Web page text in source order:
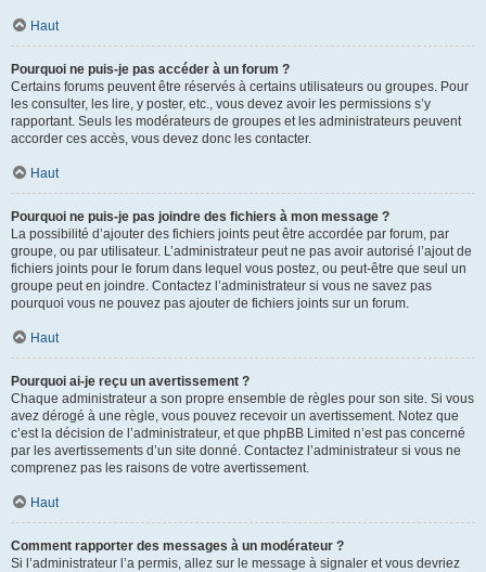
Haut
Pourquoi ne puis-je pas accéder à un forum ?
Certains forums peuvent être réservés à certains utilisateurs ou groupes. Pour
les consulter, les lire, y poster, etc., vous devez avoir les permissions s’y
rapportant. Seuls les modérateurs de groupes et les administrateurs peuvent
accorder ces accès, vous devez donc les contacter.
Haut
Pourquoi ne puis-je pas joindre des fichiers à mon message ?
La possibilité d’ajouter des fichiers joints peut être accordée par forum, par
groupe, ou par utilisateur. L’administrateur peut ne pas avoir autorisé l’ajout de
fichiers joints pour le forum dans lequel vous postez, ou peut-être que seul un
groupe peut en joindre. Contactez l’administrateur si vous ne savez pas
pourquoi vous ne pouvez pas ajouter de fichiers joints sur un forum.
Haut
Pourquoi ai-je reçu un avertissement ?
Chaque administrateur a son propre ensemble de règles pour son site. Si vous
avez dérogé à une règle, vous pouvez recevoir un avertissement. Notez que
c’est la décision de l’administrateur, et que phpBB Limited n’est pas concerné
par les avertissements d’un site donné. Contactez l’administrateur si vous ne
comprenez pas les raisons de votre avertissement.
Haut
Comment rapporter des messages à un modérateur ?
Si l’administrateur l’a permis, allez sur le message à signaler et vous devriez